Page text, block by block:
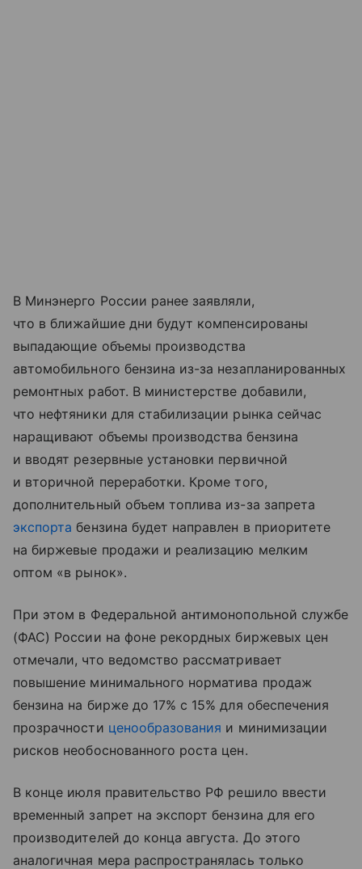
В Минэнерго России ранее заявляли,
что в ближайшие дни будут компенсированы
выпадающие объемы производства
автомобильного бензина из-за незапланированных
ремонтных работ. В министерстве добавили,
что нефтяники для стабилизации рынка сейчас
наращивают объемы производства бензина
и вводят резервные установки первичной
и вторичной переработки. Кроме того,
дополнительный объем топлива из-за запрета
экспорта бензина будет направлен в приоритете
на биржевые продажи и реализацию мелким
оптом «в рынок».
При этом в Федеральной антимонопольной службе
(ФАС) России на фоне рекордных биржевых цен
отмечали, что ведомство рассматривает
повышение минимального норматива продаж
бензина на бирже до 17% с 15% для обеспечения
прозрачности ценообразования и минимизации
рисков необоснованного роста цен.
В конце июля правительство РФ решило ввести
временный запрет на экспорт бензина для его
производителей до конца августа. До этого
аналогичная мера распространялась только